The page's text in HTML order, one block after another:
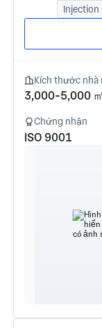
Kích thước nhà
3,000-5,000 ㎡
Chứng nhận
ISO 9001